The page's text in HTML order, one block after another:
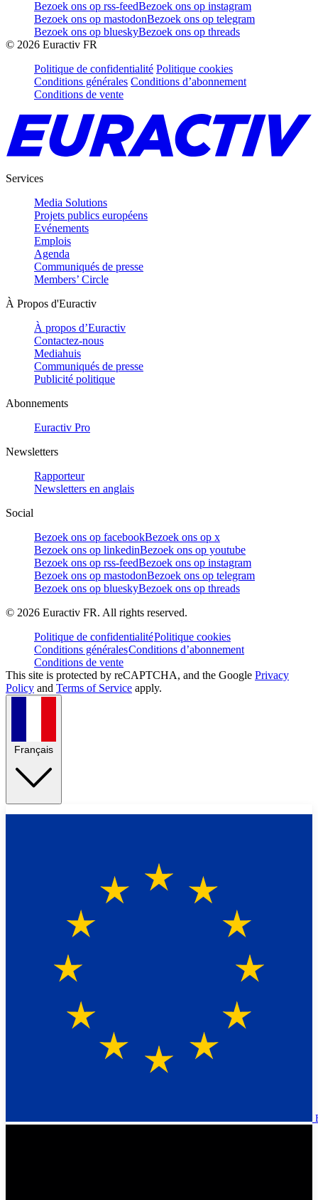
Bezoek ons op rss-feedBezoek ons op instagram
Bezoek ons op mastodonBezoek ons op telegram
Bezoek ons op blueskyBezoek ons op threads
© 2026 Euractiv FR
Politique de confidentialité Politique cookies
Conditions générales Conditions d’abonnement
Conditions de vente
Services
Media Solutions
Projets publics européens
Evénements
Emplois
Agenda
Communiqués de presse
Members’ Circle
À Propos d'Euractiv
À propos d’Euractiv
Contactez-nous
Mediahuis
Communiqués de presse
Publicité politique
Abonnements
Euractiv Pro
Newsletters
Rapporteur
Newsletters en anglais
Social
Bezoek ons op facebookBezoek ons op x
Bezoek ons op linkedinBezoek ons op youtube
Bezoek ons op rss-feedBezoek ons op instagram
Bezoek ons op mastodonBezoek ons op telegram
Bezoek ons op blueskyBezoek ons op threads
© 2026 Euractiv FR. All rights reserved.
Politique de confidentialitéPolitique cookies
Conditions généralesConditions d’abonnement
Conditions de vente
This site is protected by reCAPTCHA, and the Google Privacy
Policy and Terms of Service apply.
Français